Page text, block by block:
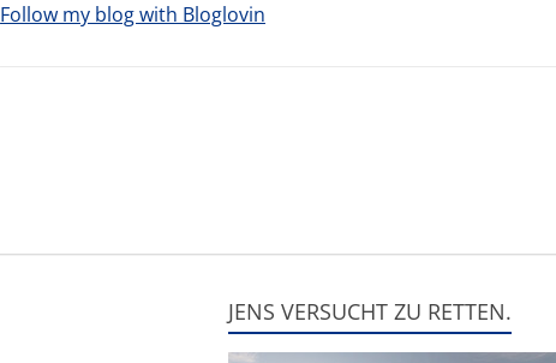
Follow my blog with Bloglovin
JENS VERSUCHT ZU RETTEN.